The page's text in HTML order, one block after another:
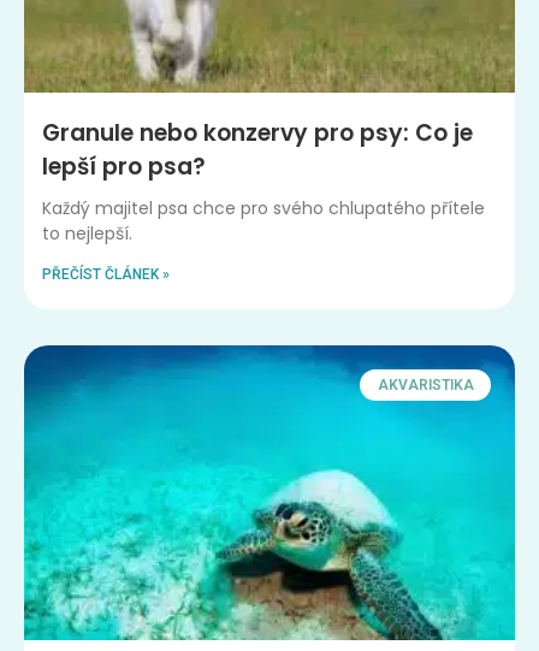
Granule nebo konzervy pro psy: Co je
lepší pro psa?
Každý majitel psa chce pro svého chlupatého přítele
to nejlepší.
PŘEČÍST ČLÁNEK »
AKVARISTIKA